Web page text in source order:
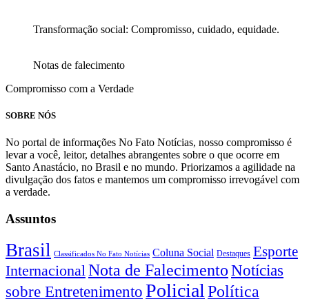
Transformação social: Compromisso, cuidado, equidade.
Notas de falecimento
Compromisso com a Verdade
SOBRE NÓS
No portal de informações No Fato Notícias, nosso compromisso é
levar a você, leitor, detalhes abrangentes sobre o que ocorre em
Santo Anastácio, no Brasil e no mundo. Priorizamos a agilidade na
divulgação dos fatos e mantemos um compromisso irrevogável com
a verdade.
Assuntos
Brasil Classificados No Fato Notícias Coluna Social Destaques Esporte
Internacional Nota de FalecimentoNotícias
sobre EntretenimentoPolicial Política